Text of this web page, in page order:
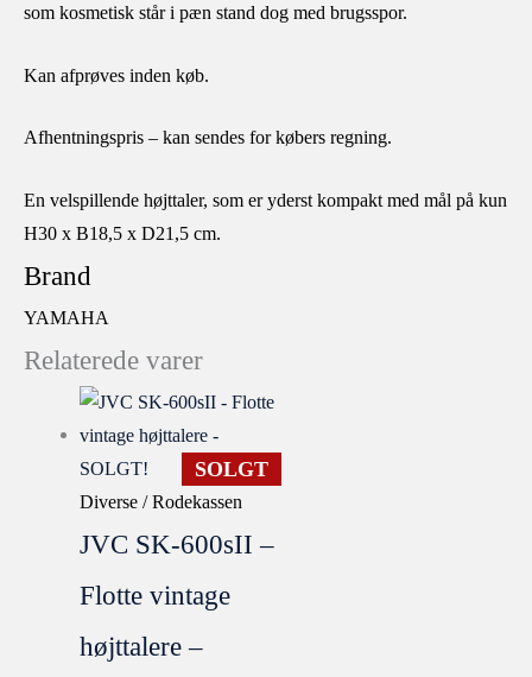
som kosmetisk står i pæn stand dog med brugsspor.
Kan afprøves inden køb.
Afhentningspris – kan sendes for købers regning.
En velspillende højttaler, som er yderst kompakt med mål på kun
H30 x B18,5 x D21,5 cm.
Brand
YAMAHA
Relaterede varer
SOLGT
Diverse / Rodekassen
JVC SK-600sII –
Flotte vintage
højttalere –